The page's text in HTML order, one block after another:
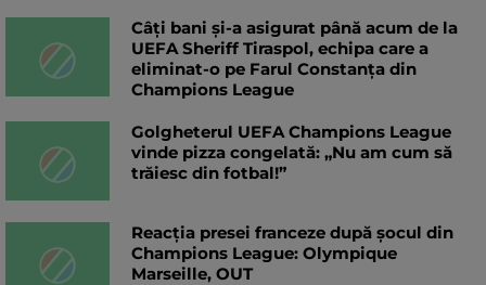
Câți bani și-a asigurat până acum de la
UEFA Sheriff Tiraspol, echipa care a
eliminat-o pe Farul Constanța din
Champions League
Golgheterul UEFA Champions League
vinde pizza congelată: „Nu am cum să
trăiesc din fotbal!”
Reacția presei franceze după șocul din
Champions League: Olympique
Marseille, OUT